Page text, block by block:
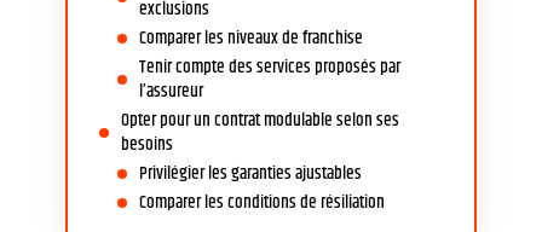
exclusions
Comparer les niveaux de franchise
Tenir compte des services proposés par
l’assureur
Opter pour un contrat modulable selon ses
besoins
Privilégier les garanties ajustables
Comparer les conditions de résiliation